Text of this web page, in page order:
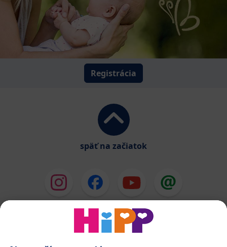
Registrácia
späť na začiatok
HiPP Mlieka
HiPP Príkrmy